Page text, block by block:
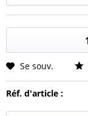
Se souv.
Réf. d'article :